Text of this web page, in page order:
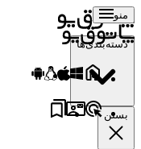
منو
دسته‌بندی‌ها
بستن